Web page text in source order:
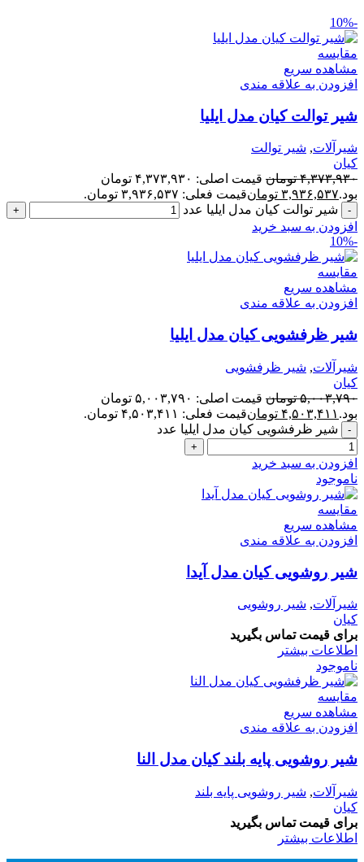
-10%
مقایسه
مشاهده سریع
افزودن به علاقه مندی
شیر توالت کیان مدل ایلیا
شیرآلات, شیر توالت
کیان
۴,۳۷۳,۹۳۰ تومان
قیمت اصلی: ۴,۳۷۳,۹۳۰ تومان
بود.۳,۹۳۶,۵۳۷ تومانقیمت فعلی: ۳,۹۳۶,۵۳۷ تومان.
شیر توالت کیان مدل ایلیا عدد
افزودن به سبد خرید
-10%
مقایسه
مشاهده سریع
افزودن به علاقه مندی
شیر ظرفشویی کیان مدل ایلیا
شیرآلات, شیر ظرفشویی
کیان
۵,۰۰۳,۷۹۰ تومان
قیمت اصلی: ۵,۰۰۳,۷۹۰ تومان
بود. ۴,۵۰۳,۴۱۱ تومانقیمت فعلی: ۴,۵۰۳,۴۱۱ تومان.
شیر ظرفشویی کیان مدل ایلیا عدد
افزودن به سبد خرید
ناموجود
مقایسه
مشاهده سریع
افزودن به علاقه مندی
شیر روشویی کیان مدل آیدا
شیرآلات, شیر روشویی
کیان
برای قیمت تماس بگیرید
اطلاعات بیشتر
ناموجود
مقایسه
مشاهده سریع
افزودن به علاقه مندی
شیر روشویی پایه بلند کیان مدل النا
شیرآلات, شیر روشویی پایه بلند
کیان
برای قیمت تماس بگیرید
اطلاعات بیشتر